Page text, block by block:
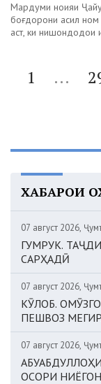
Мардуми ноҳияи
боғдорони асил ном
аст, ки нишондодҳои
1 ...
ХАБАРҲОИ
07 август 2026,
ГУМРУК.
САРҲАДӢ
07 август 2026,
КӮЛОБ.
ПЕШВОЗ
07 август 2026,
ОСОРИ